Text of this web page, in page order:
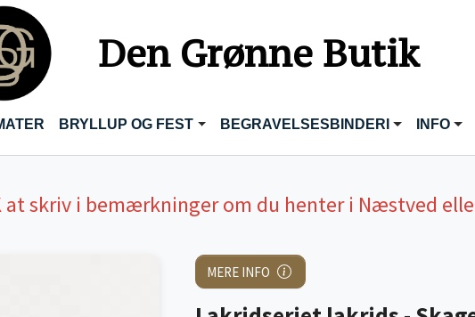
Den Grønne Butik
BRYLLUP OG FEST BEGRAVELSESBINDERI INFO
at skriv i bemærkninger om du henter i Næstved
MERE INFO